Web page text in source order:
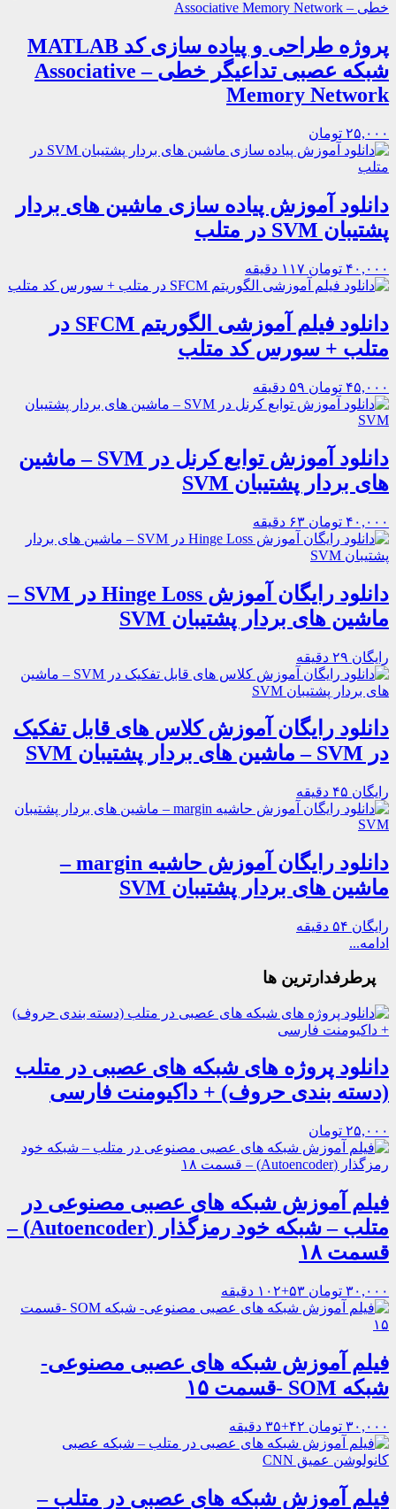
پروژه طراحی و پیاده سازی کد MATLAB
شبکه‌ عصبی تداعیگر خطی – Associative
Memory Network
۲۵,۰۰۰ تومان
دانلود آموزش پیاده سازی ماشین های بردار
پشتیبان SVM در متلب
۴۰,۰۰۰ تومان ۱۱۷ دقیقه
دانلود فیلم آموزشی الگوریتم SFCM در
متلب + سورس کد متلب
۴۵,۰۰۰ تومان ۵۹ دقیقه
دانلود آموزش توابع کرنل در SVM – ماشین
های بردار پشتیبان SVM
۴۰,۰۰۰ تومان ۶۳ دقیقه
دانلود رایگان آموزش Hinge Loss در SVM –
ماشین های بردار پشتیبان SVM
رایگان ۲۹ دقیقه
دانلود رایگان آموزش کلاس های قابل تفکیک
در SVM – ماشین های بردار پشتیبان SVM
رایگان ۴۵ دقیقه
دانلود رایگان آموزش حاشیه margin –
ماشین های بردار پشتیبان SVM
رایگان ۵۴ دقیقه
ادامه...
پرطرفدارترین ها
دانلود پروژه های شبکه های عصبی در متلب
(دسته بندی حروف) + داکیومنت فارسی
۲۵,۰۰۰ تومان
فیلم آموزش شبکه های عصبی مصنوعی در
متلب – شبکه خود رمزگذار (Autoencoder) –
قسمت ۱۸
۳۰,۰۰۰ تومان ۵۳+۱۰۲ دقیقه
فیلم آموزش شبکه های عصبی مصنوعی-
شبکه SOM -قسمت ۱۵
۳۰,۰۰۰ تومان ۴۲+۳۵ دقیقه
فیلم آموزش شبکه های عصبی در متلب –